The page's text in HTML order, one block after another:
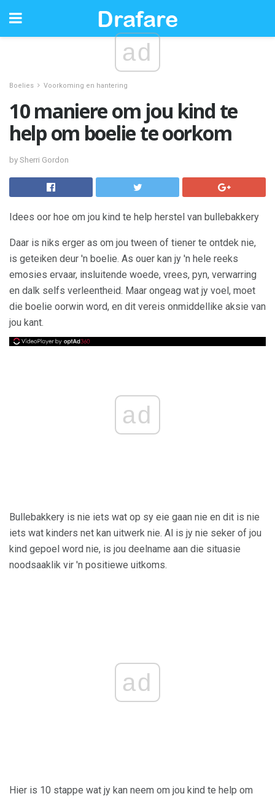
ad
Boelies Voorkoming en hantering
10 maniere om jou kind te
help om boelie te oorkom
by Sherri Gordon
Idees oor hoe om jou kind te help herstel van bullebakkery
Daar is niks erger as om jou tween of tiener te ontdek nie,
is geteiken deur 'n boelie. As ouer kan jy 'n hele reeks
emosies ervaar, insluitende woede, vrees, pyn, verwarring
en dalk selfs verleentheid. Maar ongeag wat jy voel, moet
die boelie oorwin word, en dit vereis onmiddellike aksie van
jou kant.
ad
Bullebakkery is nie iets wat op sy eie gaan nie en dit is nie
iets wat kinders net kan uitwerk nie. Al is jy nie seker of jou
kind gepoel word nie, is jou deelname aan die situasie
noodsaaklik vir 'n positiewe uitkoms.
ad
Hier is 10 stappe wat jy kan neem om jou kind te help om